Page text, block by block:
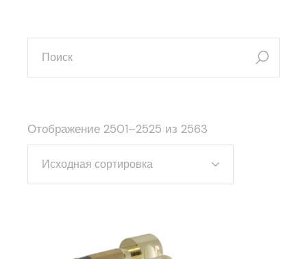
искать:
Отображение 2501–2525 из 2563
Исходная сортировка